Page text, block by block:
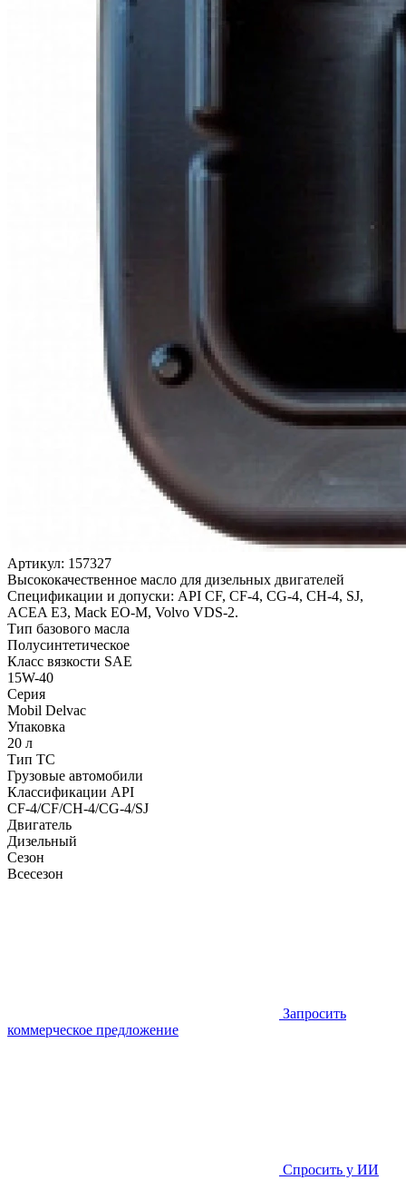
Артикул: 157327
Высококачественное масло для дизельных двигателей
Спецификации и допуски: API CF, CF-4, CG-4, CH-4, SJ,
ACEA E3, Mack EO-M, Volvo VDS-2.
Тип базового масла
Полусинтетическое
Класс вязкости SAE
15W-40
Серия
Mobil Delvac
Упаковка
20 л
Тип ТС
Грузовые автомобили
Классификации API
CF-4/CF/CH-4/CG-4/SJ
Двигатель
Дизельный
Сезон
Всесезон
Запросить
коммерческое предложение
Спросить у ИИ